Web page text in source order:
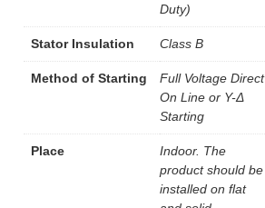
Duty)
Stator Insulation Class B
Method of Starting
Full Voltage Direct
On Line or Y-Δ
Starting
Place
Indoor. The
product should be
installed on flat